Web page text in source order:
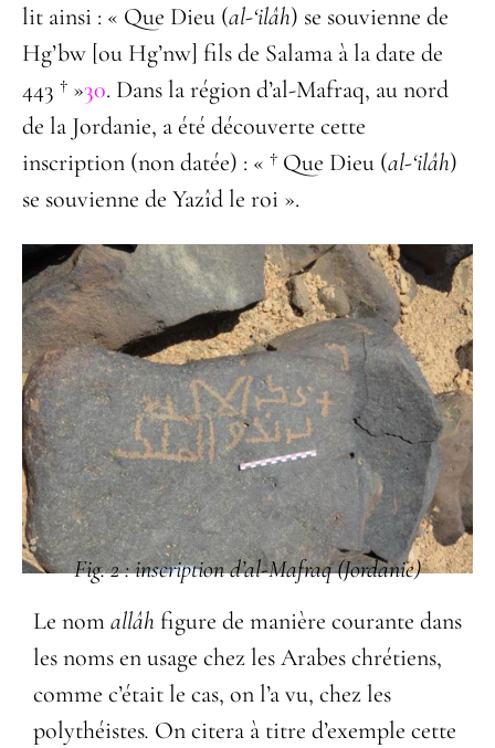
lit ainsi : « Que Dieu (al-‘ilâh) se souvienne de
Hg’bw [ou Hg’nw] fils de Salama à la date de
443 † »30. Dans la région d’al-Mafraq, au nord
de la Jordanie, a été découverte cette
inscription (non datée) : « † Que Dieu (al-‘ilâh)
se souvienne de Yazîd le roi ».
Fig. 2 : inscription d’al-Mafraq (Jordanie)
Le nomallâh figure de manière courante dans
les noms en usage chez les Arabes chrétiens,
comme c’était le cas, on l’a vu, chez les
polythéistes. On citera à titre d’exemple cette